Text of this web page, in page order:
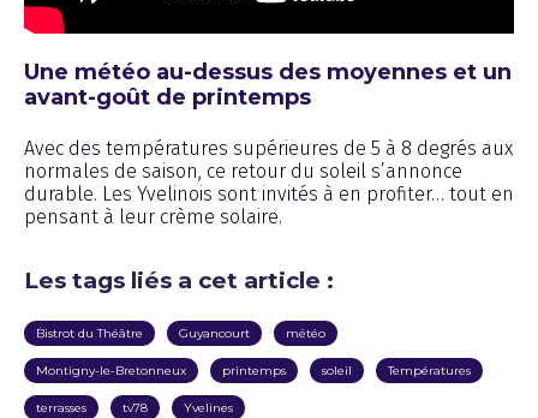
Une météo au-dessus des moyennes et un
avant-goût de printemps
Avec des températures supérieures de 5 à 8 degrés aux
normales de saison, ce retour du soleil s’annonce
durable. Les Yvelinois sont invités à en profiter… tout en
pensant à leur crème solaire.
Les tags liés a cet article :
Bistrot du Théâtre Guyancourt météo
Montigny-le-Bretonneux printemps soleil Températures
terrasses tv78 Yvelines